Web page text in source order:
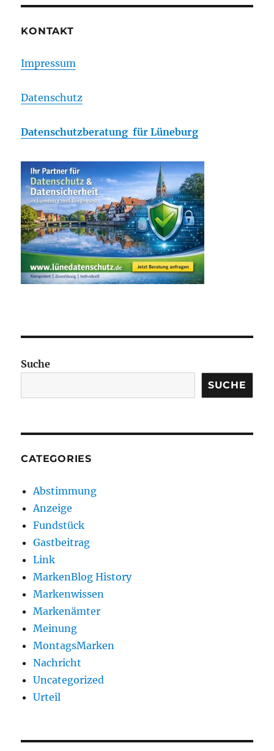
KONTAKT
Impressum
Datenschutz
Datenschutzberatung für Lüneburg
Suche
SUCHE
CATEGORIES
Abstimmung
Anzeige
Fundstück
Gastbeitrag
Link
MarkenBlog History
Markenwissen
Markenämter
Meinung
MontagsMarken
Nachricht
Uncategorized
Urteil